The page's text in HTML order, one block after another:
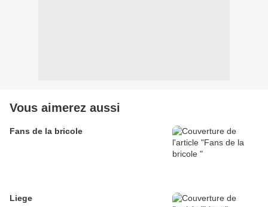
Vous aimerez aussi
Fans de la bricole
Liege